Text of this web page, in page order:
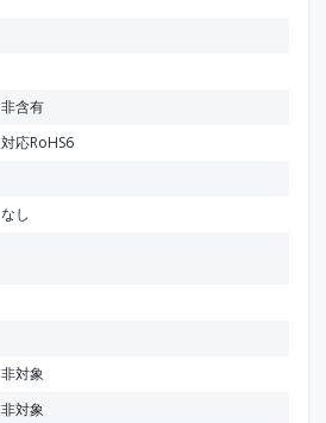
非含有
対応RoHS6
なし
非対象
非対象